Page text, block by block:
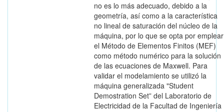
no es lo más adecuado, debido a la
geometría, así como a la característica
no lineal de saturación del núcleo de la
máquina, por lo que se opta por emplear
el Método de Elementos Finitos (MEF)
como método numérico para la solución
de las ecuaciones de Maxwell. Para
validar el modelamiento se utilizó la
máquina generalizada "Student
Demostration Set” del Laboratorio de
Electricidad de la Facultad de Ingeniería